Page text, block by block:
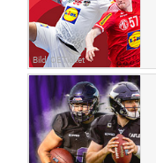
Bild: OETicket